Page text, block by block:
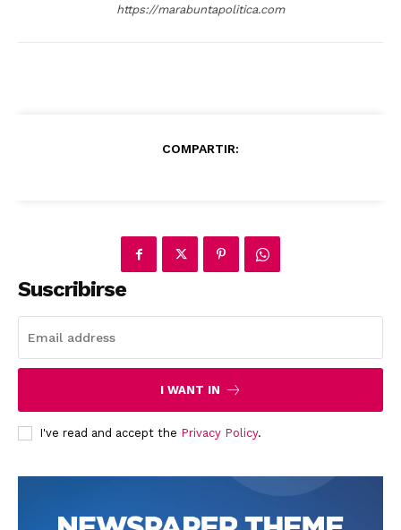
Magazine PRO
https://marabuntapolitica.com
COMPARTIR:
Suscribirse
I WANT IN
I've read and accept the Privacy Policy.